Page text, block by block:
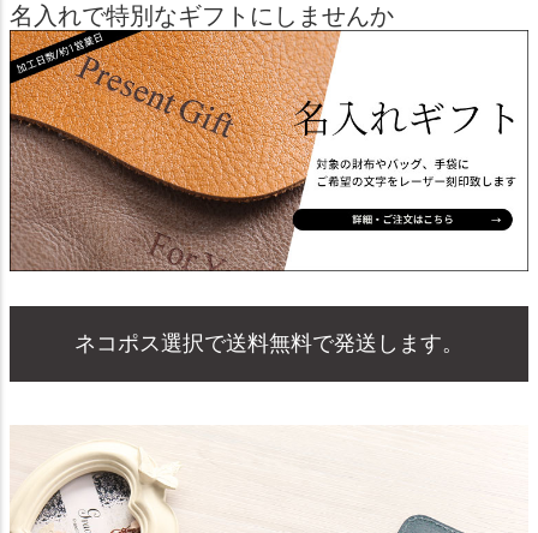
名入れで特別なギフトにしませんか
ネコポス選択で送料無料で発送します。